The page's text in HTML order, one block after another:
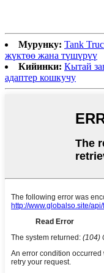
Мурунку: Tank
жүктөө жана түшүрүү
Кийинки: Кытай
адаптер кошкучу